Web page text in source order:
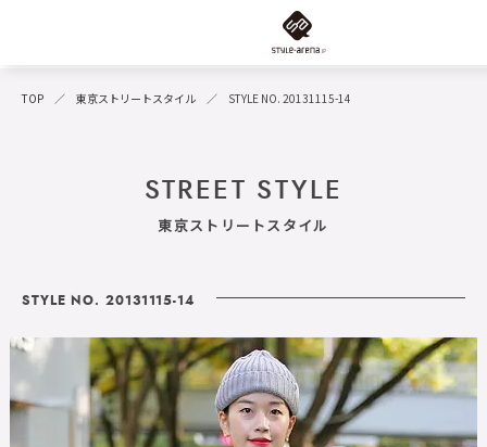
TOP 東京ストリートスタイル STYLE NO. 20131115-14
STREET STYLE
東京ストリートスタイル
STYLE NO. 20131115-14